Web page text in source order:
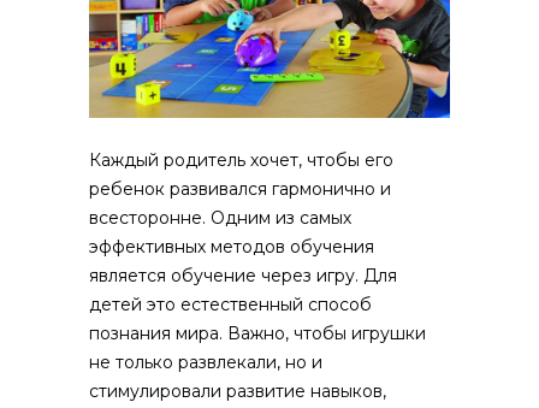
Каждый родитель хочет, чтобы его
ребенок развивался гармонично и
всесторонне. Одним из самых
эффективных методов обучения
является обучение через игру. Для
детей это естественный способ
познания мира. Важно, чтобы игрушки
не только развлекали, но и
стимулировали развитие навыков,